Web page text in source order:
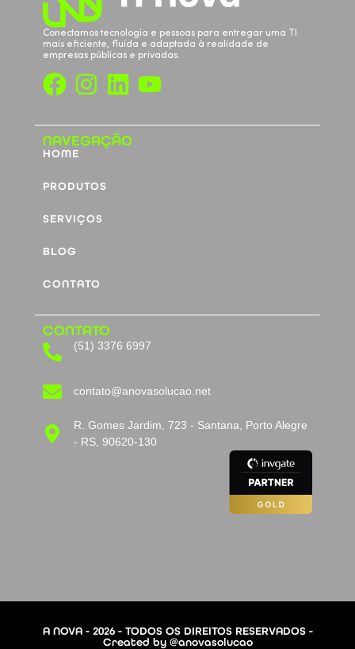
Conectamos tecnologia e pessoas para entregar uma TI
mais eficiente, fluida e adaptada à realidade de
empresas públicas e privadas.
NAVEGAÇÃO
HOME
PRODUTOS
SERVIÇOS
BLOG
CONTATO
CONTATO
(51) 3376 6997
contato@anovasolucao.net
R. Gomes Jardim, 723 - Santana, Porto Alegre
- RS, 90620-130
A NOVA - 2026 - TODOS OS DIREITOS RESERVADOS -
Created by @anovasolucao